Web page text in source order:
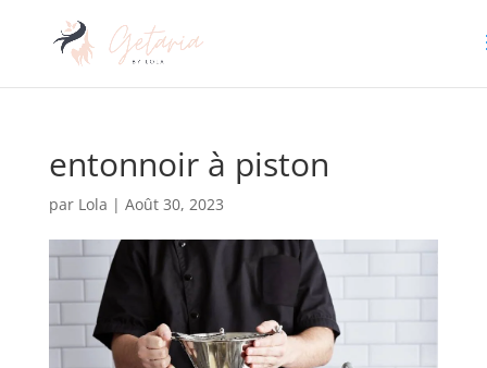
entonnoir à piston
par Lola | Août 30, 2023